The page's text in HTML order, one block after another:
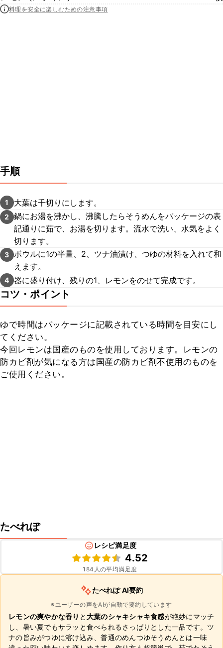
料理を安全に楽しむための注意事項
手順
1 大葉は千切りにします。
2
鍋にお湯を沸かし、沸騰したらそうめんをパッケージの表
記通りに茹で、お湯を切ります。流水で洗い、水気をよく
切ります。
3 ボウルに1の半量、2、ツナ油漬け、つゆの材料を入れて和
えます。
4 器に盛り付け、残りの1、レモンをのせて完成です。
コツ・ポイント
ゆで時間はパッケージに記載されている時間を目安にし
てください。
今回レモンは国産のものを使用しております。レモンの
防カビ剤が気になる方は国産の防カビ剤不使用のものを
ご使用ください。
たべれぽ
レシピ満足度
4.52
184 人の平均満足度
たべれぽ AI要約
※ユーザーの声をAIが自動で要約しています
レモンの爽やかな香り と大葉のシャキシャキ食感が絶妙にマッチ
し、暑い夏でもサラッと食べられるさっぱりとした一品です。ツ
ナの旨みがつゆに溶け込み、普通のめんつゆそうめんとは一味